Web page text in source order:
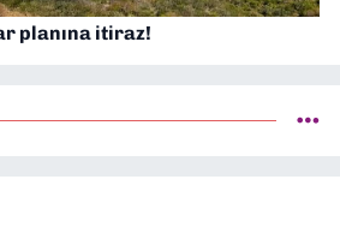
planına itiraz!